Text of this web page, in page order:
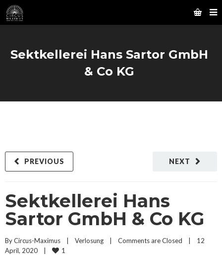
Sektkellerei Hans Sartor GmbH
& Co KG
NEXT
PREVIOUS
Sektkellerei Hans
Sartor GmbH & Co KG
By Circus-Maximus Verlosung Comments are Closed
12
April, 2020
1